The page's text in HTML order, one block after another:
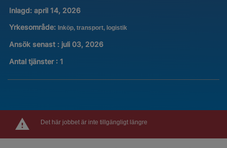
Inlagd: april 14, 2026
Yrkesområde: Inköp, transport, logistik
Ansök senast : juli 03, 2026
Antal tjänster : 1
Det här jobbet är inte tillgängligt längre